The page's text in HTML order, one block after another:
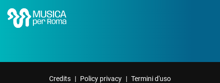
Credits | Policy privacy | Termini d'uso